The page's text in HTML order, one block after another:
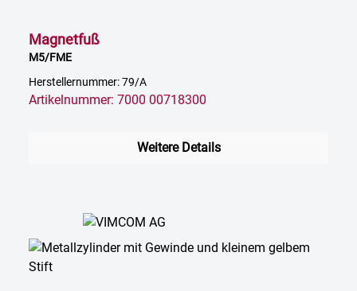
Magnetfuß
M5/FME
Herstellernummer: 79/A
Artikelnummer: 7000 00718300
Weitere Details